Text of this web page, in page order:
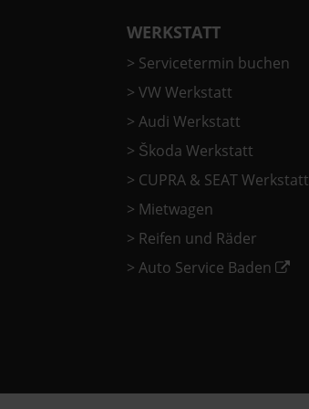
WERKSTATT
> Servicetermin buchen
> VW Werkstatt
> Audi Werkstatt
> Škoda Werkstatt
> CUPRA & SEAT Werkstatt
> Mietwagen
> Reifen und Räder
> Auto Service Baden